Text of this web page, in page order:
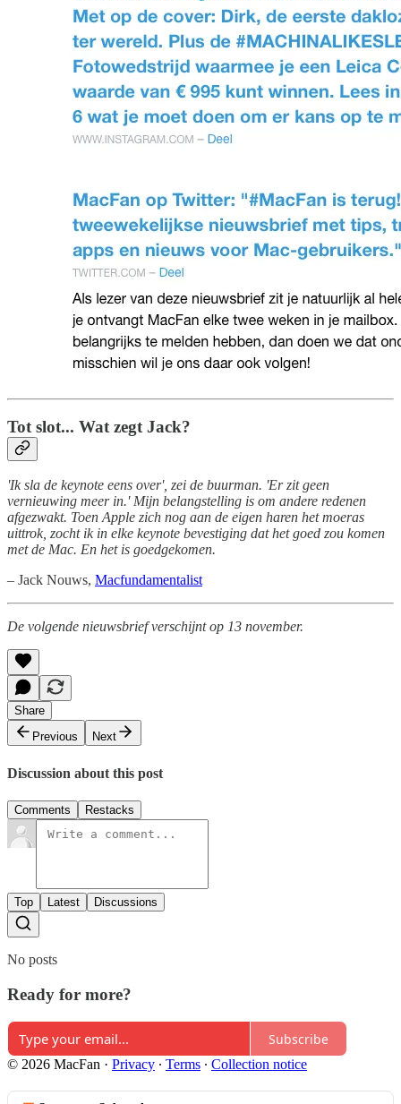
Tot slot... Wat zegt Jack?
'Ik sla de keynote eens over', zei de buurman. 'Er zit geen
vernieuwing meer in.' Mijn belangstelling is om andere redenen
afgezwakt. Toen Apple zich nog aan de eigen haren het moeras
uittrok, zocht ik in elke keynote bevestiging dat het goed zou komen
met de Mac. En het is goedgekomen.
– Jack Nouws, Macfundamentalist
De volgende nieuwsbrief verschijnt op 13 november.
Share
Previous
Next
Discussion about this post
Comments Restacks
Top Latest Discussions
No posts
Ready for more?
Subscribe
© 2026 MacFan · Privacy ∙ Terms ∙ Collection notice